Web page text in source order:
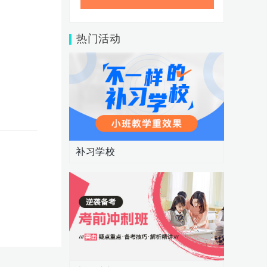
热门活动
补习学校